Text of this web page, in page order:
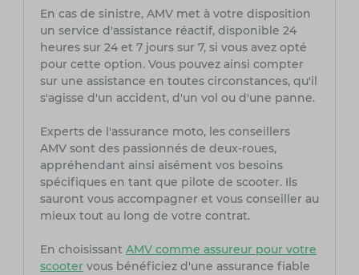
En cas de sinistre, AMV met à votre disposition
un service d'assistance réactif, disponible 24
heures sur 24 et 7 jours sur 7, si vous avez opté
pour cette option. Vous pouvez ainsi compter
sur une assistance en toutes circonstances, qu'il
s'agisse d'un accident, d'un vol ou d'une panne.
Experts de l'assurance moto, les conseillers
AMV sont des passionnés de deux-roues,
appréhendant ainsi aisément vos besoins
spécifiques en tant que pilote de scooter. Ils
sauront vous accompagner et vous conseiller au
mieux tout au long de votre contrat.
En choisissant AMV comme assureur pour votre
scootervous bénéficiez d'une assurance fiable